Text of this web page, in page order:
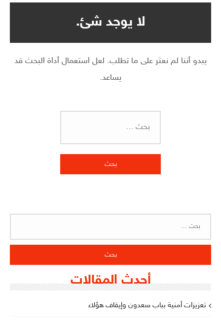
لا يوجد شئ.
يبدو أننا لم نعثر على ما تطلب. لعل استعمال أداة البحث قد
يساعد.
أحدث المقالات
تعزيزات أمنية بباب سعدون وإيقاف هؤلاء